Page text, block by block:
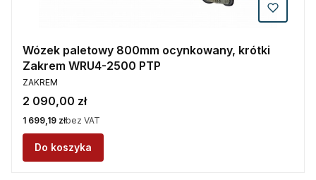
Wózek paletowy 800mm ocynkowany, krótki
Zakrem WRU4-2500 PTP
PRODUCENT
ZAKREM
Cena
2 090,00 zł
Cena
1 699,19 złbez VAT
Do koszyka